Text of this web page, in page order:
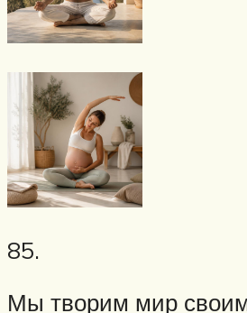
85.
Мы творим мир